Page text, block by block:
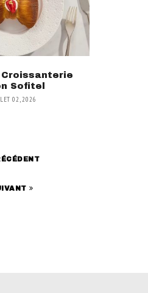
Croissanterie
Sofitel
02, 2026